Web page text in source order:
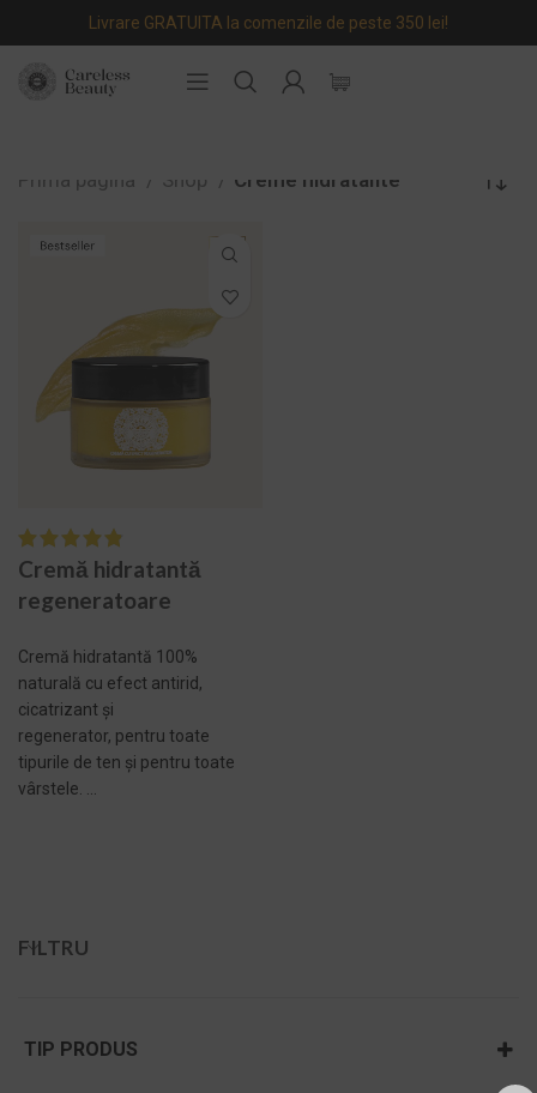
Livrare GRATUITA la comenzile de peste 350 lei!
FILTRU
TIP PRODUS
Prima pagină Shop Creme hidratante
Cremă hidratantă
regeneratoare
Cremă hidratantă 100%
naturală cu efect antirid,
cicatrizant și
regenerator, pentru toate
tipurile de ten și pentru toate
vârstele. ...